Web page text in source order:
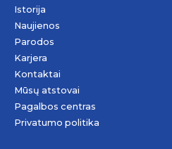
Istorija
Naujienos
Parodos
Karjera
Kontaktai
Mūsų atstovai
Pagalbos centras
Privatumo politika